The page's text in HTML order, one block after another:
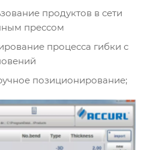
продуктов в сети
прессом
процесса гибки с
позиционирование;